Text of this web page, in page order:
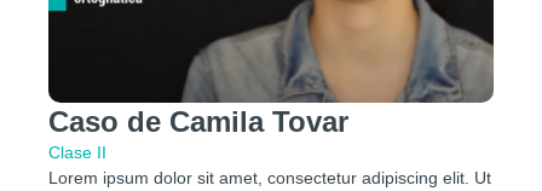
Caso de Camila Tovar
Clase II
Lorem ipsum dolor sit amet, consectetur adipiscing elit. Ut